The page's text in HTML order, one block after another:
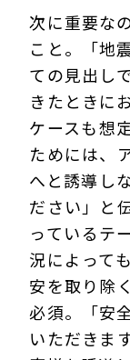
次に重要な
こと。「地
ての見出し
きたときに
ケースも想
ためには、
へと誘導し
ださい」と
っているテ
況によって
安を取り除
必須。「安
いただきま